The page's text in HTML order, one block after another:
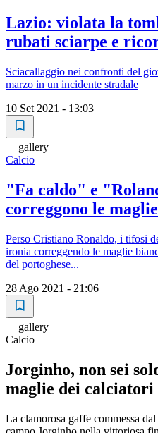
Lazio: violata la
rubati sciarpe e
Sciacallaggio nei confronti del
marzo in un incidente stradale
10 Set 2021 - 13:03
gallery
Calcio
"Fa caldo" e
correggono le
Perso Cristiano Ronaldo, i tifosi
ironia correggendo le maglie
del portoghese...
28 Ago 2021 - 21:06
gallery
Calcio
Jorginho, non sei
maglie dei calciatori
La clamorosa gaffe commessa